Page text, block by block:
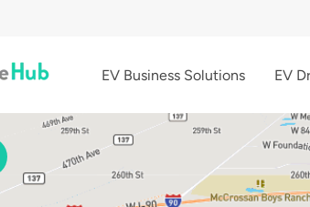
EV Business Solutions EV